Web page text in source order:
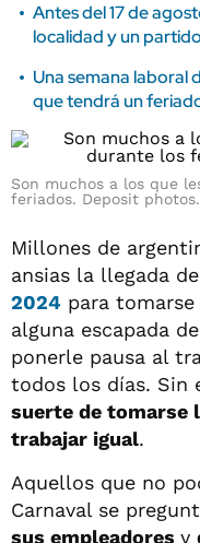
Antes del 17 de
localidad y un
Una semana laboral
que tendrá un
Son muchos a los que
feriados. Deposit photos.
Millones de
ansias la llegada
2024 para tomarse
alguna escapada
ponerle pausa al
todos los días. Sin
suerte de tomarse
trabajar igual.
Aquellos que no
Carnaval se
sus empleadores y